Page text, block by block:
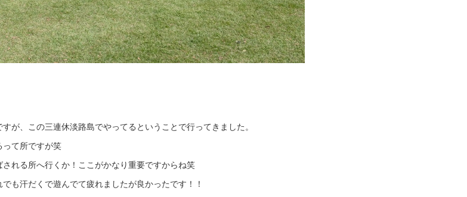
が、この三連休淡路島でやってるということで行ってきました。
って所ですが笑
れる所へ行くか！ここがかなり重要ですからね笑
も汗だくで遊んでて疲れましたが良かったです！！